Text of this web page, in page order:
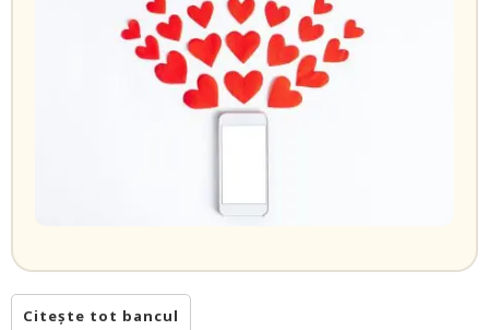
Citește tot bancul